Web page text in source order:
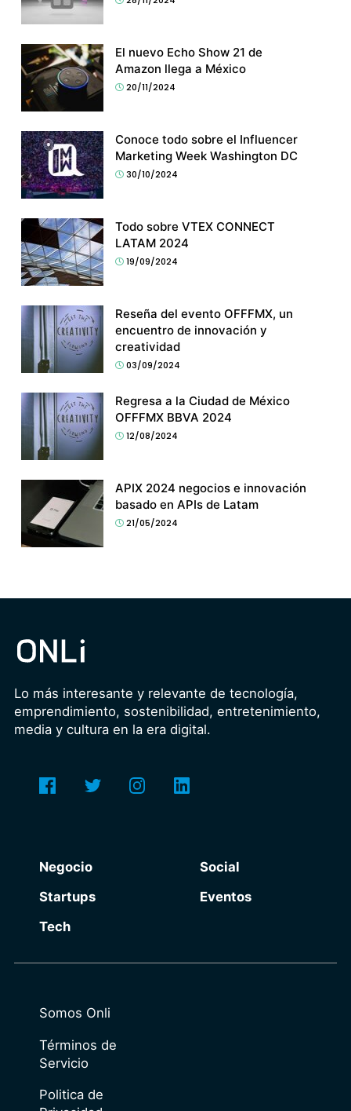
El nuevo Echo Show 21 de
Amazon llega a México
20/11/2024
Conoce todo sobre el Influencer
Marketing Week Washington DC
30/10/2024
Todo sobre VTEX CONNECT
LATAM 2024
19/09/2024
Reseña del evento OFFFMX, un
encuentro de innovación y
creatividad
03/09/2024
Regresa a la Ciudad de México
OFFFMX BBVA 2024
12/08/2024
APIX 2024 negocios e innovación
basado en APIs de Latam
21/05/2024
Lo más interesante y relevante de tecnología,
emprendimiento, sostenibilidad, entretenimiento,
media y cultura en la era digital.
Negocio
Startups
Tech
Social
Eventos
Somos Onli
Términos de
Servicio
Politica de